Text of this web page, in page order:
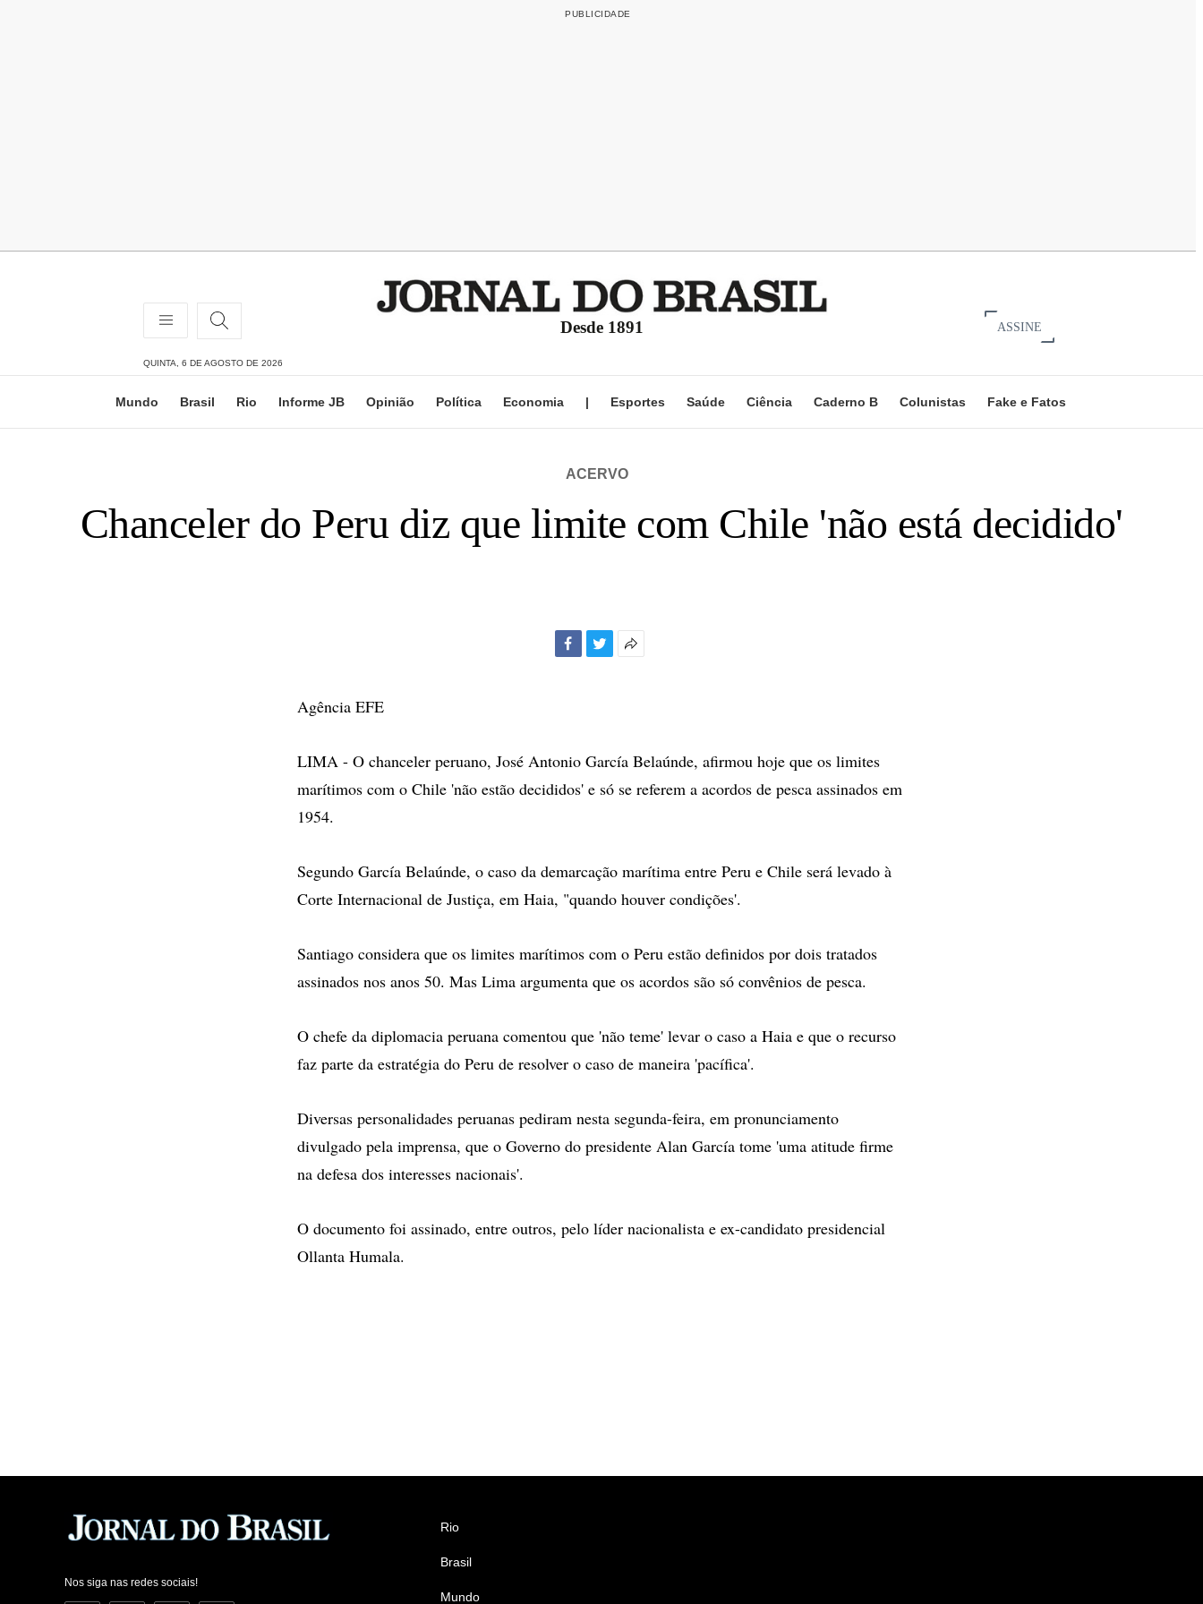
Desde 1891 ASSINE
QUINTA, 6 DE AGOSTO DE 2026
Mundo Brasil Rio Informe JB Opinião Política Economia | Esportes Saúde Ciência Caderno B Colunistas Fake e Fatos
ACERVO
Chanceler do Peru diz que limite com Chile 'não está decidido'
Agência EFE
LIMA - O chanceler peruano, José Antonio García Belaúnde, afirmou hoje que os limites
marítimos com o Chile 'não estão decididos' e só se referem a acordos de pesca assinados em
1954.
Segundo García Belaúnde, o caso da demarcação marítima entre Peru e Chile será levado à
Corte Internacional de Justiça, em Haia, "quando houver condições'.
Santiago considera que os limites marítimos com o Peru estão definidos por dois tratados
assinados nos anos 50. Mas Lima argumenta que os acordos são só convênios de pesca.
O chefe da diplomacia peruana comentou que 'não teme' levar o caso a Haia e que o recurso
faz parte da estratégia do Peru de resolver o caso de maneira 'pacífica'.
Diversas personalidades peruanas pediram nesta segunda-feira, em pronunciamento
divulgado pela imprensa, que o Governo do presidente Alan García tome 'uma atitude firme
na defesa dos interesses nacionais'.
O documento foi assinado, entre outros, pelo líder nacionalista e ex-candidato presidencial
Ollanta Humala.
Nos siga nas redes sociais!
Rio
Brasil
Mundo